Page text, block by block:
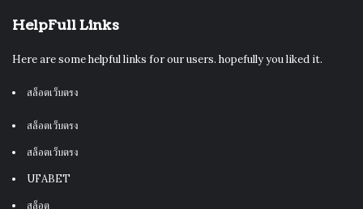
HelpFull Links
Here are some helpful links for our users. hopefully you liked it.
สล็อตเว็บตรง
สล็อตเว็บตรง
สล็อตเว็บตรง
UFABET
สล็อต